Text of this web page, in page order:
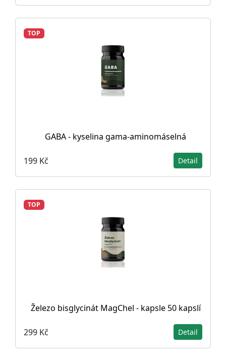
TOP
GABA - kyselina gama-aminomáselná
199 Kč Detail
TOP
Železo bisglycinát MagChel - kapsle 50 kapslí
299 Kč Detail